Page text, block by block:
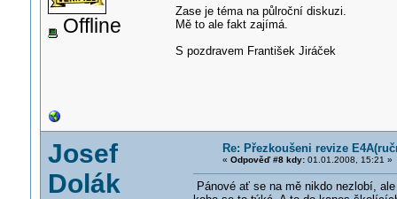
Offline
Zase je téma na půlroční diskuzi.
Mě to ale fakt zajímá.
S pozdravem František Jiráček
Josef
Dolák
Re: Přezkoušeni revize
« Odpověď #8 kdy:01.01.2008, 15:21 »
Pánové ať se na mě nikdo nezlobí,